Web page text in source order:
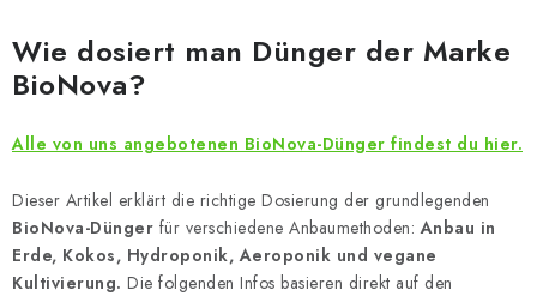
AQUARISTIK
MICROGREENS
SMARTER GARTEN
Geschäftsbewertung Kaufberatung AGB Blog
Wie dosiert man Dünger der Marke
BioNova?
Alle von uns angebotenen BioNova-Dünger findest du hier.
Dieser Artikel erklärt die richtige Dosierung der grundlegenden
BioNova-Dünger für verschiedene Anbaumethoden:Anbau in
Erde, Kokos, Hydroponik, Aeroponik und vegane
Kultivierung. Die folgenden Infos basieren direkt auf den